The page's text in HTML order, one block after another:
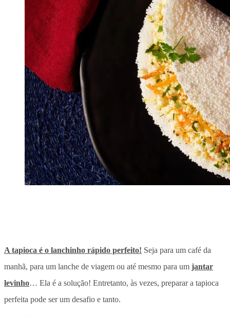
A tapioca é o lanchinho rápido perfeito! Seja para um café da
manhã, para um lanche de viagem ou até mesmo para um jantar
levinho… Ela é a solução! Entretanto, às vezes, preparar a tapioca
perfeita pode ser um desafio e tanto.